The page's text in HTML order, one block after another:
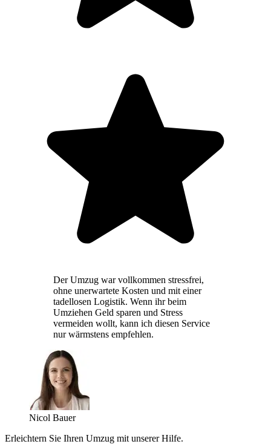
Der Umzug war vollkommen stressfrei,
ohne unerwartete Kosten und mit einer
tadellosen Logistik. Wenn ihr beim
Umziehen Geld sparen und Stress
vermeiden wollt, kann ich diesen Service
nur wärmstens empfehlen.
Nicol Bauer
Erleichtern Sie Ihren Umzug mit unserer Hilfe.